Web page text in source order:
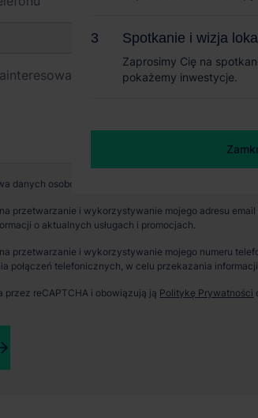
18 634 m²
Spotkanie i wizja
Zaprosimy Cię na
pokażemy inwestycje.
danych osobowych jest CBRE sp. z o. o. z siedzibą w
przetwarzanie i wykorzystywanie mojego adresu
o aktualnych usługach i promocjach.
przetwarzanie i wykorzystywanie mojego numeru
połączeń telefonicznych, w celu przekazania
przez reCAPTCHA i obowiązują ją Politykę Prywatności
Spotkanie i wizja
Zaprosimy Cię na
pokażemy inwestycje.